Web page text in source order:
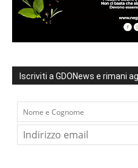
Iscriviti a GDONews e rimani